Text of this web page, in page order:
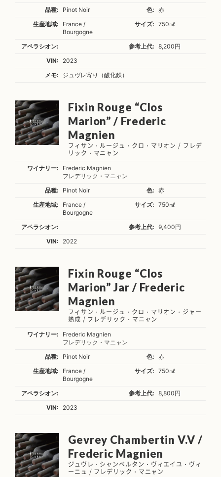
品種:
Pinot Noir 色:
赤
生産地域:
France /
Bourgogne
サイズ: 750㎖
アペラシオン: 参考上代:
8,200円
VIN:
2023
メモ:
ジュヴレ寄り（酸化鉄）
Fixin Rouge “Clos
Marion” / Frederic
Magnien
フィサン・ルージュ・クロ・マリオン / フレデ
リック・マニャン
ワイナリー:
Frederic Magnien
フレデリック・マニャン
品種:
Pinot Noir 色:
赤
生産地域:
France /
Bourgogne
サイズ: 750㎖
アペラシオン: 参考上代:
9,400円
VIN:
2022
Fixin Rouge “Clos
Marion” Jar / Frederic
Magnien
フィサン・ルージュ・クロ・マリオン・ジャー
熟成 / フレデリック・マニャン
ワイナリー:
Frederic Magnien
フレデリック・マニャン
品種:
Pinot Noir 色:
赤
生産地域:
France /
Bourgogne
サイズ: 750㎖
アペラシオン: 参考上代:
8,800円
VIN:
2023
Gevrey Chambertin V.V /
Frederic Magnien
ジュヴレ・シャンベルタン・ヴィエイユ・ヴィ
ーニュ / フレデリック・マニャン